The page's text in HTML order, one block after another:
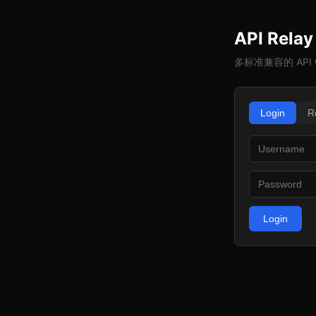
API Relay
多标准兼容的 API
Login
Login